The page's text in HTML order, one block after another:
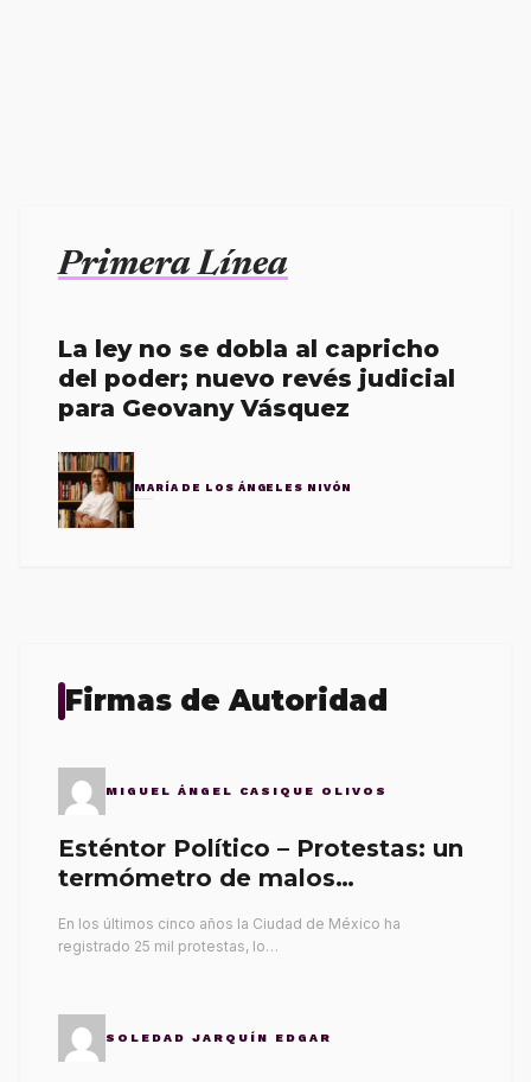
Primera Línea
La ley no se dobla al capricho
del poder; nuevo revés judicial
para Geovany Vásquez
MARÍA DE LOS ÁNGELES NIVÓN
Firmas de Autoridad
MIGUEL ÁNGEL CASIQUE OLIVOS
Esténtor Político – Protestas: un
termómetro de malos
En los últimos cinco años la Ciudad de México ha
registrado 25 mil protestas, lo…
SOLEDAD JARQUÍN EDGAR